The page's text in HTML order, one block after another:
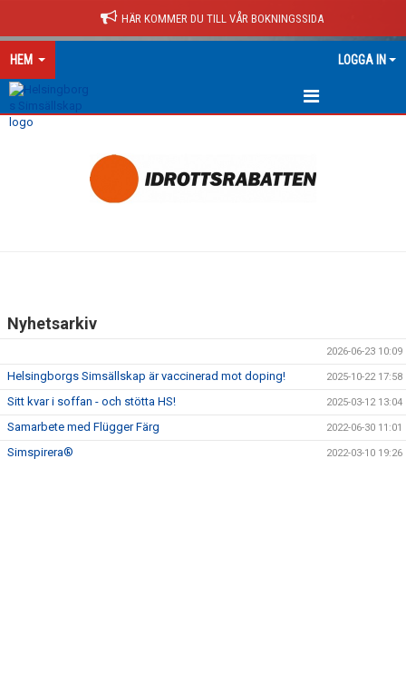
HÄR KOMMER DU TILL VÅR BOKNINGSSIDA
HEM LOGGA IN
HEM
Nyhetsarkiv
2026-06-23 10:09
Helsingborgs Simsällskap är vaccinerad mot doping! 2025-10-22 17:58
Sitt kvar i soffan - och stötta HS! 2025-03-12 13:04
Samarbete med Flügger Färg 2022-06-30 11:01
Simspirera® 2022-03-10 19:26